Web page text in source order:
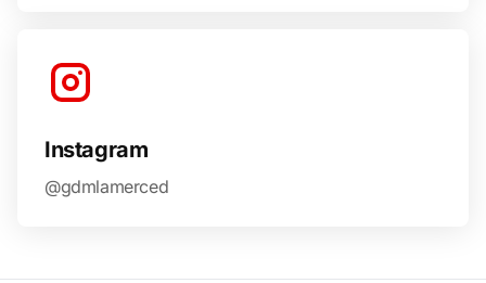
Instagram
@gdmlamerced